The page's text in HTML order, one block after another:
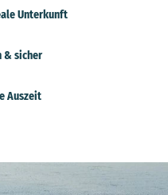
Unterkunft
& sicher
Auszeit